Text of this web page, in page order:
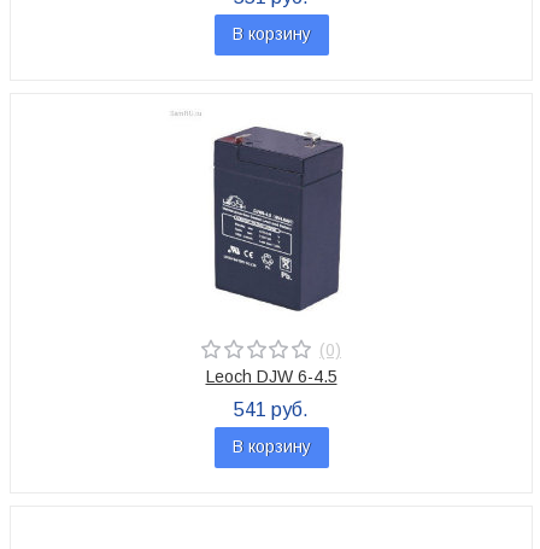
В корзину
(0)
Leoch DJW 6-4.5
541 руб.
В корзину